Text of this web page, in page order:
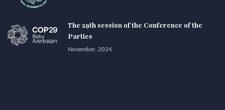
The 29th session of the Conference of the
Parties
November, 2024